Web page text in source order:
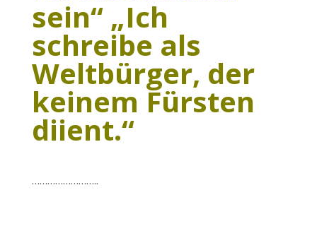
sein“ „Ich
schreibe als
Weltbürger, der
keinem Fürsten
diient.“
……………………..